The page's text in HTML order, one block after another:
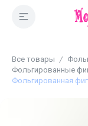
Все товары
Фольгированные
Фольгированная